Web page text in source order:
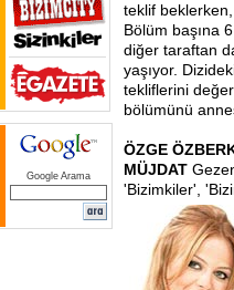
Google Arama
teklif beklerken,
Bölüm başına
diğer taraftan
yaşıyor.
tekliflerini
bölümünü
ÖZGE
MÜJDAT
'Bizimkiler',